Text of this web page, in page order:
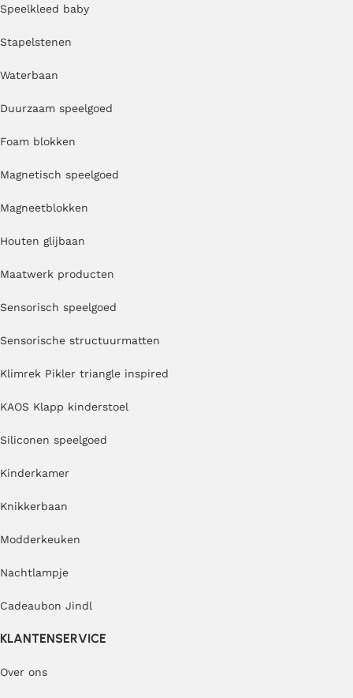
Speelkleed baby
Stapelstenen
Waterbaan
Duurzaam speelgoed
Foam blokken
Magnetisch speelgoed
Magneetblokken
Houten glijbaan
Maatwerk producten
Sensorisch speelgoed
Sensorische structuurmatten
Klimrek Pikler triangle inspired
KAOS Klapp kinderstoel
Siliconen speelgoed
Kinderkamer
Knikkerbaan
Modderkeuken
Nachtlampje
Cadeaubon Jindl
KLANTENSERVICE
Over ons